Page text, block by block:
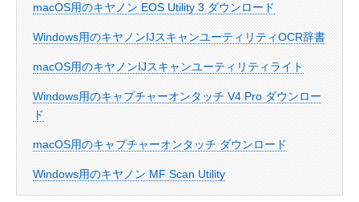
macOS用のキヤノン EOS Utility 3 ダウンロード
Windows用のキヤノンIJスキャンユーティリティOCR辞書
macOS用のキヤノンIJスキャンユーティリティライト
Windows用のキャプチャーオンタッチ V4 Pro ダウンロー
ド
macOS用のキャプチャーオンタッチ ダウンロード
Windows用のキヤノン MF Scan Utility